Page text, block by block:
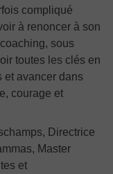
compliqué
à renoncer à son
sous
toutes les clés en
et avancer dans
courage et
Directrice
Master
et